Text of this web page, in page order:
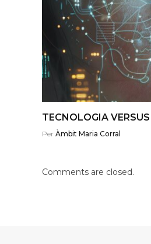
TECNOLOGIA
Per Àmbit Maria Corral
Comments are closed.